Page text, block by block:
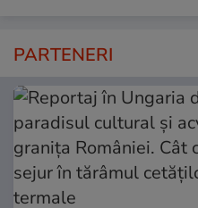
PARTENERI